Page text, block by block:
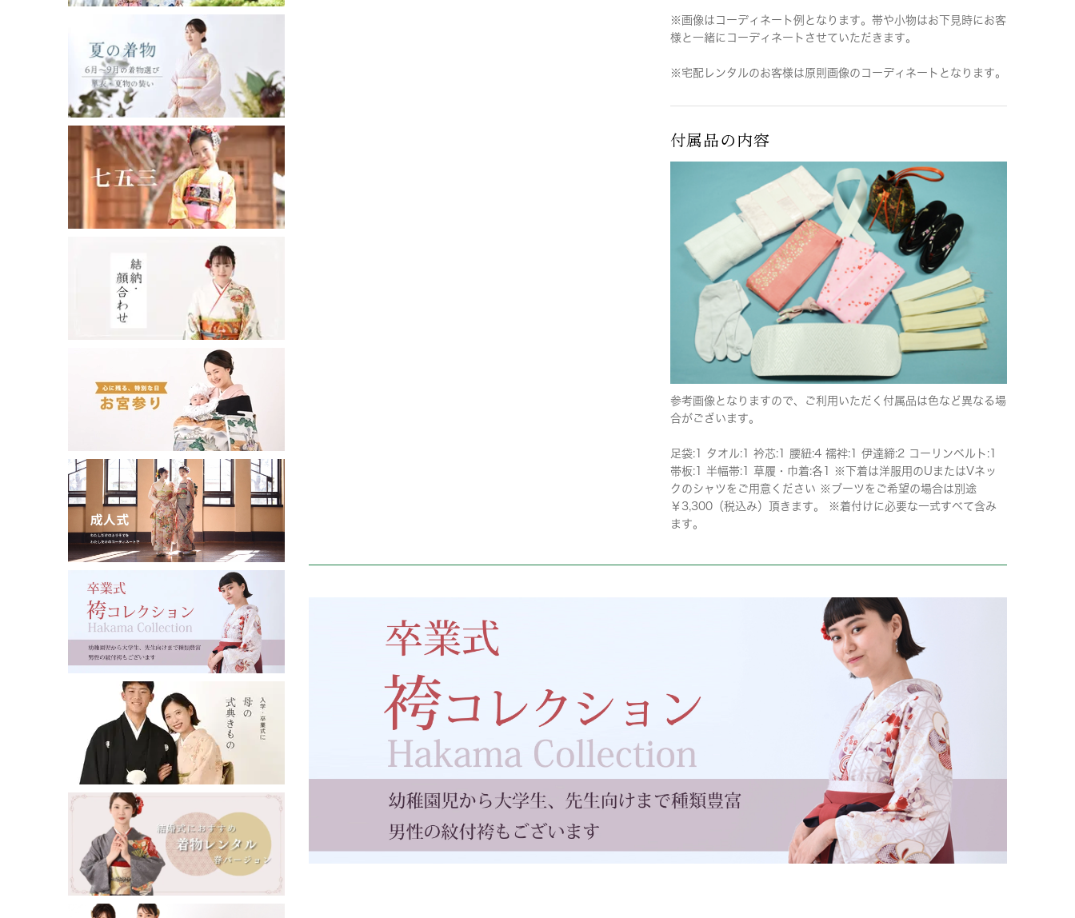
※画像はコーディネート例となります。帯や小物はお下見時にお客
様と一緒にコーディネートさせていただきます。
※宅配レンタルのお客様は原則画像のコーディネートとなります。
付属品の内容
参考画像となりますので、ご利用いただく付属品は色など異なる場
合がございます。
足袋:1 タオル:1 衿芯:1 腰紐:4 襦袢:1 伊達締:2 コーリンベルト:1
帯板:1 半幅帯:1 草履・巾着:各1 ※下着は洋服用のUまたはVネッ
クのシャツをご用意ください ※ブーツをご希望の場合は別途
￥3,300（税込み）頂きます。 ※着付けに必要な一式すべて含み
ます。